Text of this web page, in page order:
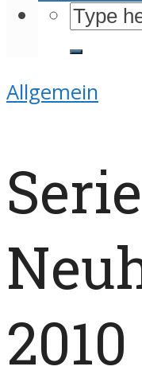
Allgemein
2010